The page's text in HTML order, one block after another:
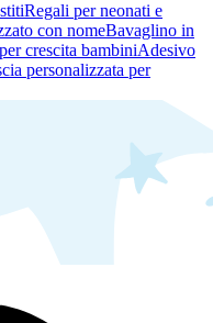
Regali per neonati e
con nomeBavaglino in
crescita bambiniAdesivo
personalizzata per